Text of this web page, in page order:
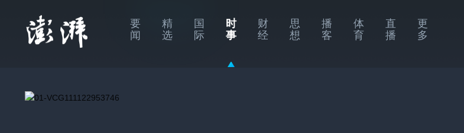
要
闻
精
选
国
际
时
事
财
经
思
想
播
客
体
育
直
播
更
多